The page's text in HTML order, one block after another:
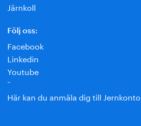
Järnkoll
Följ oss:
Facebook
Linkedin
Youtube
¨
Här kan du anmäla dig till